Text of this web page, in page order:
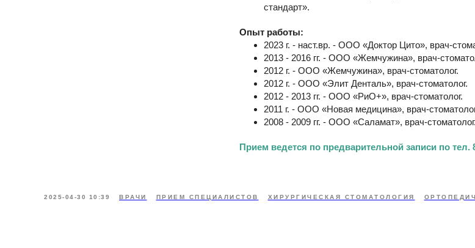
стандарт».
Опыт работы:
2023 г. - наст.вр. - ООО «Доктор Цито», врач-
2013 - 2016 гг. - ООО «Жемчужина», врач-
2012 г. - ООО «Жемчужина», врач-стоматолог.
2012 г. - ООО «Элит Денталь», врач-стоматолог.
2012 - 2013 гг. - ООО «РиО+», врач-стоматолог.
2011 г. - ООО «Новая медицина», врач-
2008 - 2009 гг. - ООО «Саламат», врач-стоматолог.
Прием ведется по предварительной записи по тел.
2025-04-30 10:39 ВРАЧИ ПРИЕМ СПЕЦИАЛИСТОВ ХИРУРГИЧЕСКАЯ СТОМАТОЛОГИЯ